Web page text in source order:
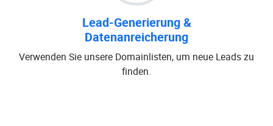
Lead-Generierung &
Datenanreicherung
Verwenden Sie unsere Domainlisten, um neue Leads zu
finden.